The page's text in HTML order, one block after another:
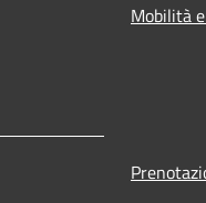
Mobilità